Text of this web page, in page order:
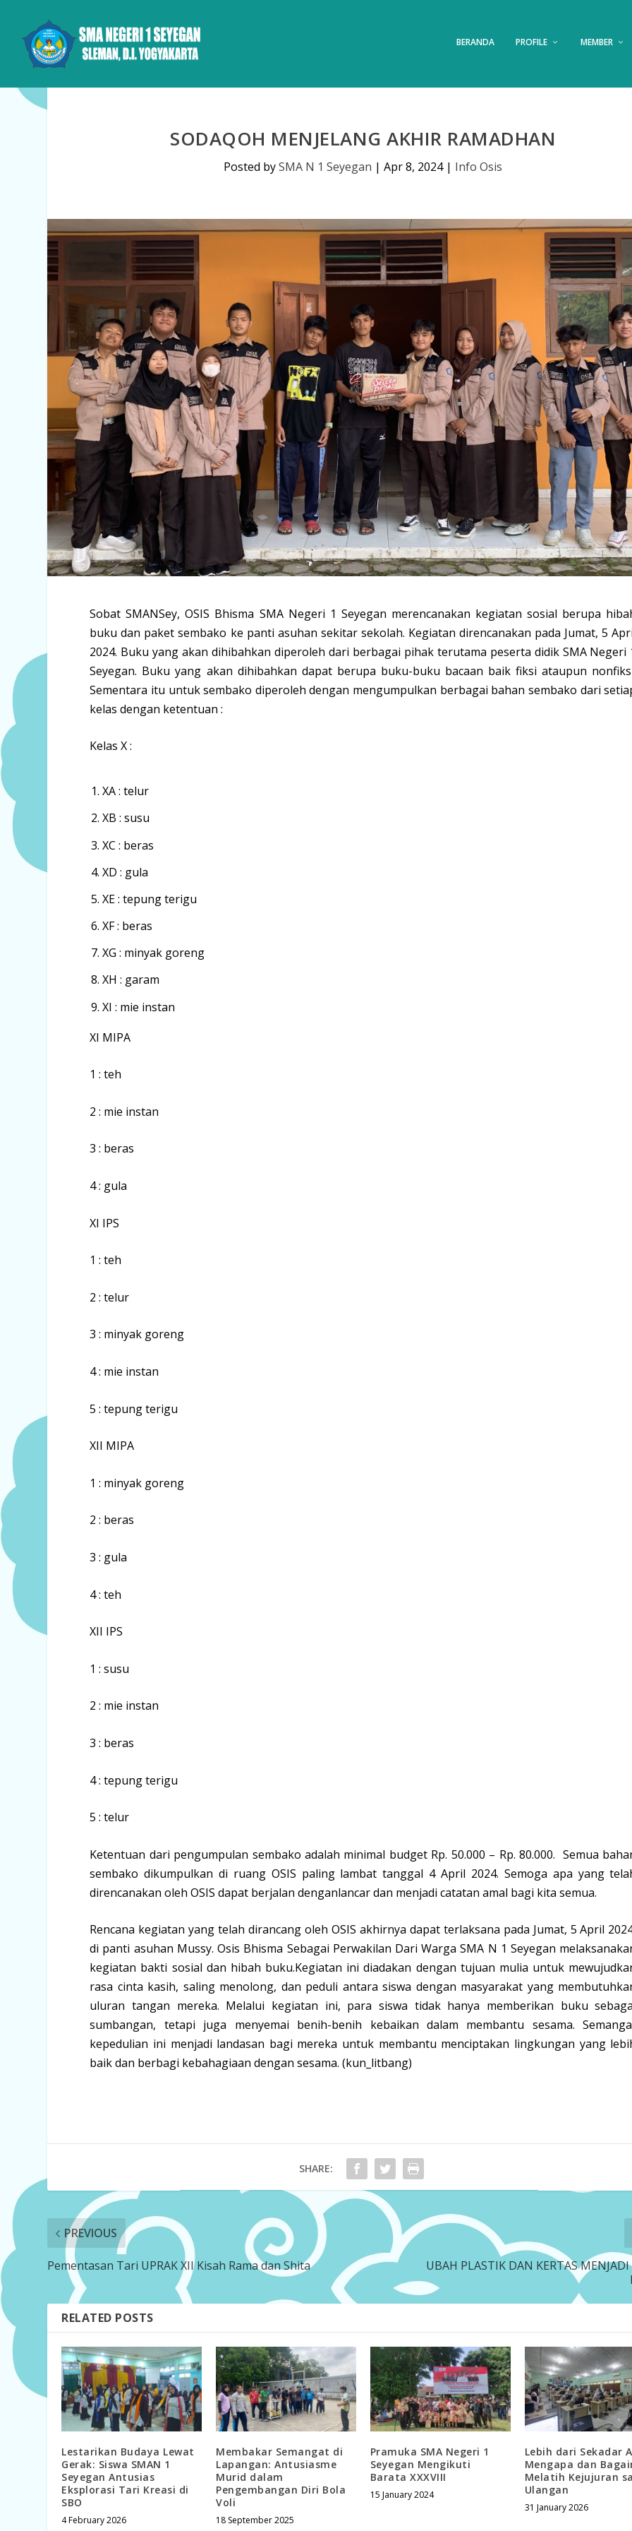
BERANDA PROFILE MEMBER
SODAQOH MENJELANG AKHIR RAMADHAN
Posted bySMA N 1 Seyegan |Apr 8, 2024| Info Osis
Sobat SMANSey, OSIS Bhisma SMA Negeri 1 Seyegan merencanakan kegiatan sosial berupa
buku dan paket sembako ke panti asuhan sekitar sekolah. Kegiatan direncanakan pada Jumat, 5
2024. Buku yang akan dihibahkan diperoleh dari berbagai pihak terutama peserta didik SMA Negeri
Seyegan. Buku yang akan dihibahkan dapat berupa buku-buku bacaan baik fiksi ataupun
Sementara itu untuk sembako diperoleh dengan mengumpulkan berbagai bahan sembako dari
kelas dengan ketentuan :
Kelas X :
XA : telur
XB : susu
XC : beras
XD : gula
XE : tepung terigu
XF : beras
XG : minyak goreng
XH : garam
XI : mie instan
XI MIPA
1 : teh
2 : mie instan
3 : beras
4 : gula
XI IPS
1 : teh
2 : telur
3 : minyak goreng
4 : mie instan
5 : tepung terigu
XII MIPA
1 : minyak goreng
2 : beras
3 : gula
4 : teh
XII IPS
1 : susu
2 : mie instan
3 : beras
4 : tepung terigu
5 : telur
Ketentuan dari pengumpulan sembako adalah minimal budget Rp. 50.000 – Rp. 80.000. Semua
sembako dikumpulkan di ruang OSIS paling lambat tanggal 4 April 2024. Semoga apa yang
direncanakan oleh OSIS dapat berjalan denganlancar dan menjadi catatan amal bagi kita semua.
Rencana kegiatan yang telah dirancang oleh OSIS akhirnya dapat terlaksana pada Jumat, 5 April
di panti asuhan Mussy. Osis Bhisma Sebagai Perwakilan Dari Warga SMA N 1 Seyegan
kegiatan bakti sosial dan hibah buku.Kegiatan ini diadakan dengan tujuan mulia untuk
rasa cinta kasih, saling menolong, dan peduli antara siswa dengan masyarakat yang
uluran tangan mereka. Melalui kegiatan ini, para siswa tidak hanya memberikan buku
sumbangan, tetapi juga menyemai benih-benih kebaikan dalam membantu sesama.
kepedulian ini menjadi landasan bagi mereka untuk membantu menciptakan lingkungan yang
baik dan berbagi kebahagiaan dengan sesama. (kun_litbang)
SHARE:
PREVIOUS
Pementasan Tari UPRAK XII Kisah Rama dan Shita
UBAH PLASTIK DAN KERTAS
RELATED POSTS
Lestarikan Budaya Lewat
Gerak: Siswa SMAN 1
Seyegan Antusias
Eksplorasi Tari Kreasi di
SBO
4 February 2026
Membakar Semangat di
Lapangan: Antusiasme
Murid dalam
Pengembangan Diri Bola
Voli
18 September 2025
Pramuka SMA Negeri 1
Seyegan Mengikuti
Barata XXXVIII
15 January 2024
Lebih dari Sekadar
Mengapa dan
Melatih Kejujuran
Ulangan
31 January 2026